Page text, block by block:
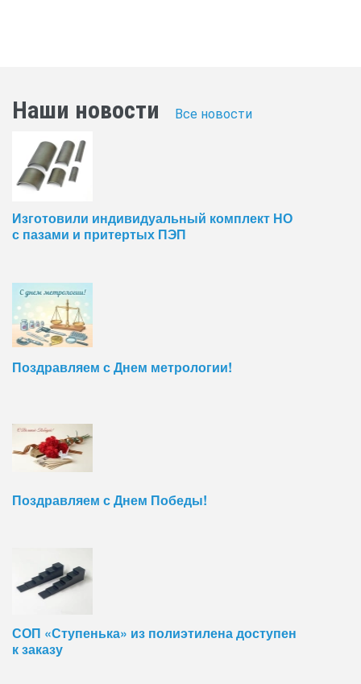
Наши новости Все новости
Изготовили индивидуальный комплект НО
с пазами и притертых ПЭП
Поздравляем с Днем метрологии!
Поздравляем с Днем Победы!
СОП «Ступенька» из полиэтилена доступен
к заказу